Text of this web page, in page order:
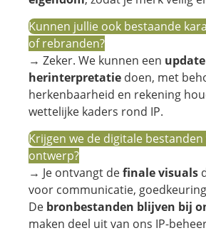
Kunnen jullie ook bestaande
of rebranden?
→ Zeker. We kunnen een
herinterpretatie doen, met
herkenbaarheid en rekening
wettelijke kaders rond IP.
Krijgen we de digitale
ontwerp?
→ Je ontvangt definale visuals
voor communicatie,
De bronbestanden blijven bij
maken deel uit van ons IP-